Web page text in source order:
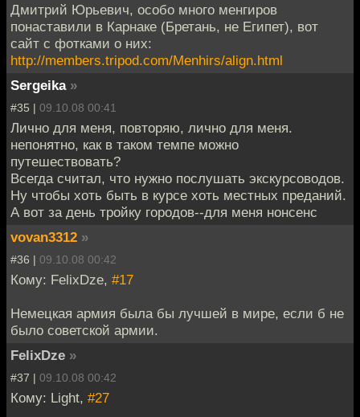
Дмитрий Юрьевич, особо много менгиров
понаставили в Карнаке (Бретань, не Египет), вот
сайт с фотками о них:
http://members.tripod.com/Menhirs/align.html
Sergeika »
#35 | 09.10.08 00:41
Лично для меня, повторяю, лично для меня.
непонятно, как в таком темпе можно
путешествовать?
Всегда считал, что нужно послушать экскурсоводов.
Ну чтобы хоть быть в курсе хоть местных преданий.
А вот за день тройку городов--для меня нонсенс
vovan3312 »
#36 | 09.10.08 00:42
Кому: FelixDze, #17
Немецкая армия была бы лучшей в мире, если б не
было советской армии.
FelixDze »
#37 | 09.10.08 00:42
Кому: Light, #27